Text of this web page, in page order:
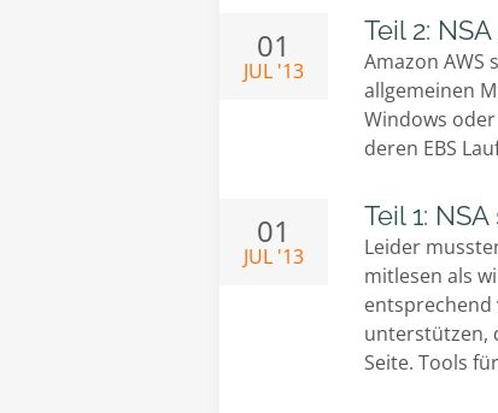
01
JUL '13
Teil 2:
Amazon AWS
allgemeinen
Windows
deren EBS
01
JUL '13
Teil 1:
Leider
mitlesen als
entsprechend
unterstützen,
Seite. Tools